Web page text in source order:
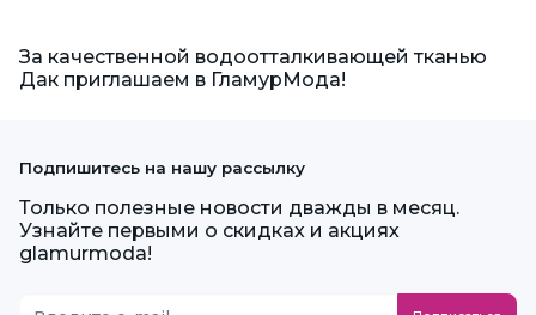
За качественной водоотталкивающей тканью
Дак приглашаем в ГламурМода!
Подпишитесь на нашу рассылку
Только полезные новости дважды в месяц.
Узнайте первыми о скидках и акциях
glamurmoda!